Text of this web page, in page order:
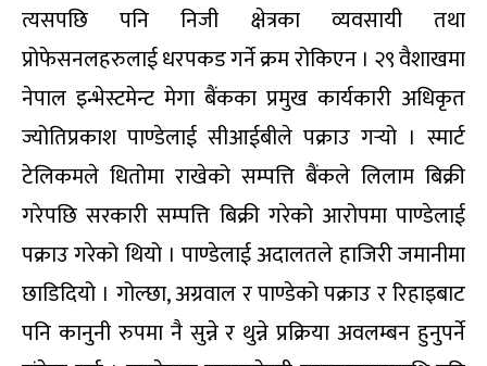
त्यसपछि पनि निजी क्षेत्रका व्यवसायी तथा
प्रोफेसनलहरुलाई धरपकड गर्ने क्रम रोकिएन । २९ वैशाखमा
नेपाल इन्भेस्टमेन्ट मेगा बैंकका प्रमुख कार्यकारी अधिकृत
ज्योतिप्रकाश पाण्डेलाई सीआईबीले पक्राउ गर्‍यो । स्मार्ट
टेलिकमले धितोमा राखेको सम्पत्ति बैंकले लिलाम बिक्री
गरेपछि सरकारी सम्पत्ति बिक्री गरेको आरोपमा पाण्डेलाई
पक्राउ गरेको थियो । पाण्डेलाई अदालतले हाजिरी जमानीमा
छाडिदियो । गोल्छा, अग्रवाल र पाण्डेको पक्राउ र रिहाइबाट
पनि कानुनी रुपमा नै सुन्ने र थुन्ने प्रक्रिया अवलम्बन हुनुपर्ने